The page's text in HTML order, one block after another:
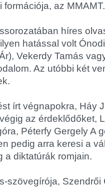
az MMAMT.
híres
hatással volt
Vekerdy Tamás
Az utóbbi két
írt végnapokra, Háy
az érdeklődőket,
Péterfy Gergely A
pedig arra keresi a
a diktatúrák romjain.
szövegírója, Szendrői